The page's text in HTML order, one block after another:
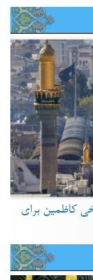
کاظمین برای